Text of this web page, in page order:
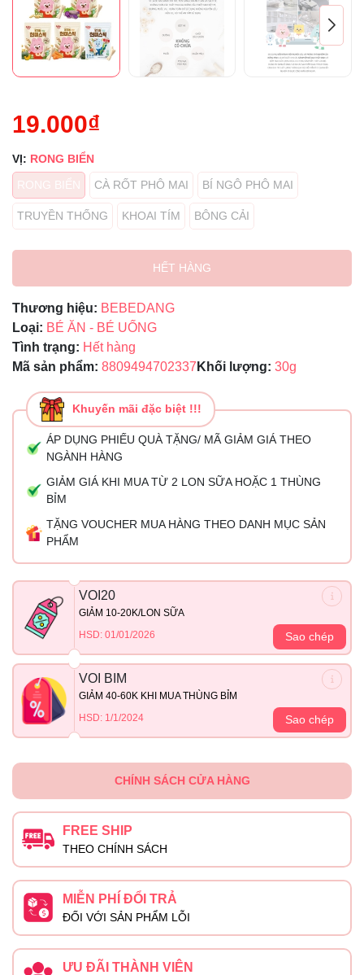
19.000₫
VỊ: RONG BIỂN
RONG BIỂN
CÀ RỐT PHÔ MAI BÍ NGÔ PHÔ MAI
TRUYỀN THỐNG KHOAI TÍM BÔNG CẢI
HẾT HÀNG
Thương hiệu: BEBEDANG
Loại: BÉ ĂN - BÉ UỐNG
Tình trạng: Hết hàng
Mã sản phẩm: 8809494702337 Khối lượng: 30g
Khuyến mãi đặc biệt !!!
ÁP DỤNG PHIẾU QUÀ TẶNG/ MÃ GIẢM GIÁ THEO
NGÀNH HÀNG
GIẢM GIÁ KHI MUA TỪ 2 LON SỮA HOẶC 1 THÙNG
BỈM
TẶNG VOUCHER MUA HÀNG THEO DANH MỤC SẢN
PHẨM
VOI20
GIẢM 10-20K/LON SỮA
HSD: 01/01/2026
Sao chép
VOI BIM
GIẢM 40-60K KHI MUA THÙNG BỈM
HSD: 1/1/2024
Sao chép
Điều kiện:
CHÍNH SÁCH CỬA HÀNG
FREE SHIP
THEO CHÍNH SÁCH
MIỄN PHÍ ĐỔI TRẢ
ĐỐI VỚI SẢN PHẨM LỖI
ƯU ĐÃI THÀNH VIÊN